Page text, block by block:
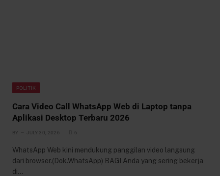
POLITIK
Cara Video Call WhatsApp Web di Laptop tanpa
Aplikasi Desktop Terbaru 2026
BY JULY 30, 2026 6
WhatsApp Web kini mendukung panggilan video langsung
dari browser.(Dok.WhatsApp) BAGI Anda yang sering bekerja
di…